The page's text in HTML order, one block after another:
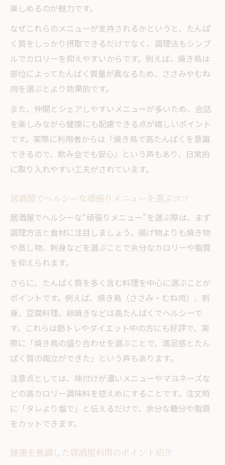
楽しめるのが魅力です。
なぜこれらのメニューが支持されるかというと、たんぱ
く質をしっかり摂取できるだけでなく、調理法もシンプ
ルでカロリーを抑えやすいからです。例えば、焼き鳥は
部位によってたんぱく質量が異なるため、ささみやむね
肉を選ぶとより効果的です。
また、仲間とシェアしやすいメニューが多いため、会話
を楽しみながら健康にも配慮できる点が嬉しいポイント
です。実際に利用者からは「焼き鳥で高たんぱくを意識
できるので、飲み会でも安心」という声もあり、日常的
に取り入れやすい工夫がされています。
居酒屋でヘルシーな頑張りメニューを選ぶコツ
居酒屋でヘルシーな“頑張りメニュー”を選ぶ際は、まず
調理方法と食材に注目しましょう。揚げ物よりも焼き物
や蒸し物、刺身などを選ぶことで余分なカロリーや脂質
を抑えられます。
さらに、たんぱく質を多く含む料理を中心に選ぶことが
ポイントです。例えば、焼き鳥（ささみ・むね肉）、刺
身、豆腐料理、卵焼きなどは高たんぱくでヘルシーで
す。これらは筋トレやダイエット中の方にも好評で、実
際に「焼き鳥の盛り合わせを選ぶことで、満足感とたん
ぱく質の両立ができた」という声もあります。
注意点としては、味付けが濃いメニューやマヨネーズな
どの高カロリー調味料を控えめにすることです。注文時
に「タレより塩で」と伝えるだけで、余分な糖分や脂質
をカットできます。
健康を意識した居酒屋利用のポイント紹介